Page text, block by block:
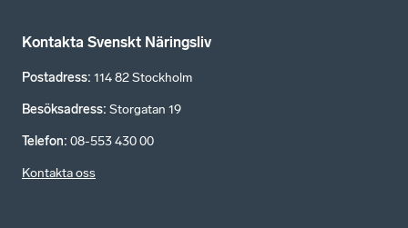
Kontakta Svenskt Näringsliv
Postadress: 114 82 Stockholm
Besöksadress: Storgatan 19
Telefon: 08-553 430 00
Kontakta oss